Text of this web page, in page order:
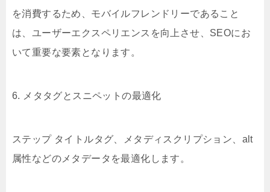
を消費するため、モバイルフレンドリーであること
は、ユーザーエクスペリエンスを向上させ、SEOにお
いて重要な要素となります。
6. メタタグとスニペットの最適化
ステップ タイトルタグ、メタディスクリプション、alt
属性などのメタデータを最適化します。